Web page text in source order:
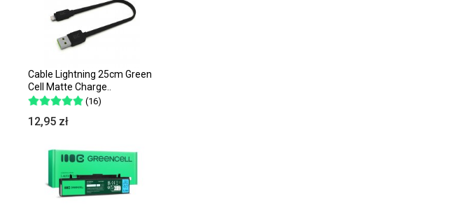
Cable Lightning 25cm Green
Cell Matte Charge..
(16)
12,95 zł